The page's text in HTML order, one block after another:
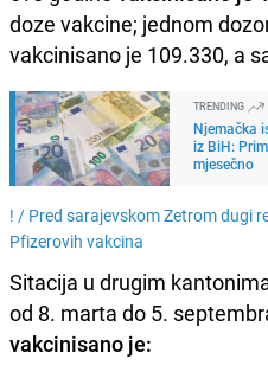
doze vakcine; jednom
vakcinisano je 109.330, a
TRENDING
Njemačka
iz BiH:
mjesečno
! / Pred sarajevskom Zetrom dugi
Pfizerovih vakcina
Sitacija u drugim
od 8. marta do 5.
vakcinisano je: